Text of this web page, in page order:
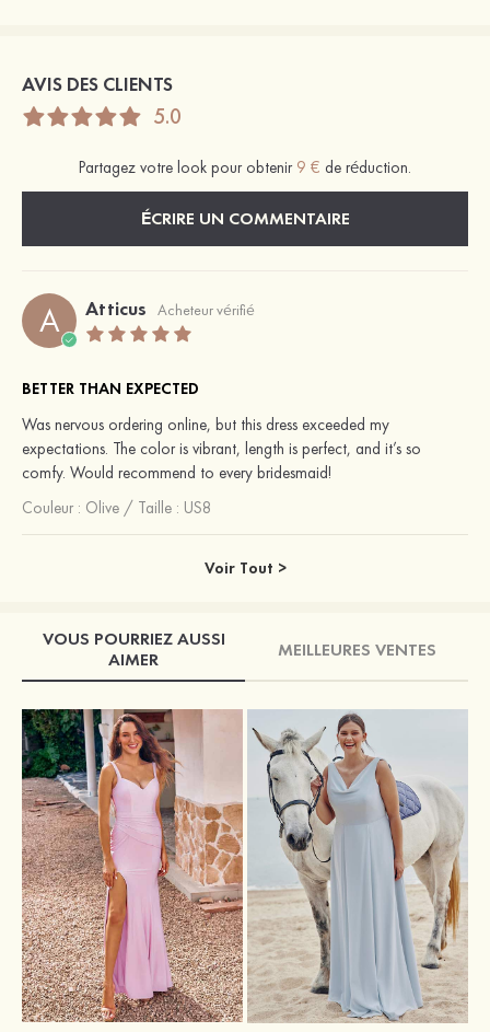
AVIS DES CLIENTS
5.0
Partagez votre look pour obtenir 9 € de réduction.
ÉCRIRE UN COMMENTAIRE
A Atticus Acheteur vérifié
BETTER THAN EXPECTED
Was nervous ordering online, but this dress exceeded my
expectations. The color is vibrant, length is perfect, and it’s so
comfy. Would recommend to every bridesmaid!
Couleur : Olive / Taille : US8
Voir Tout >
VOUS POURRIEZ AUSSI
AIMER
MEILLEURES VENTES